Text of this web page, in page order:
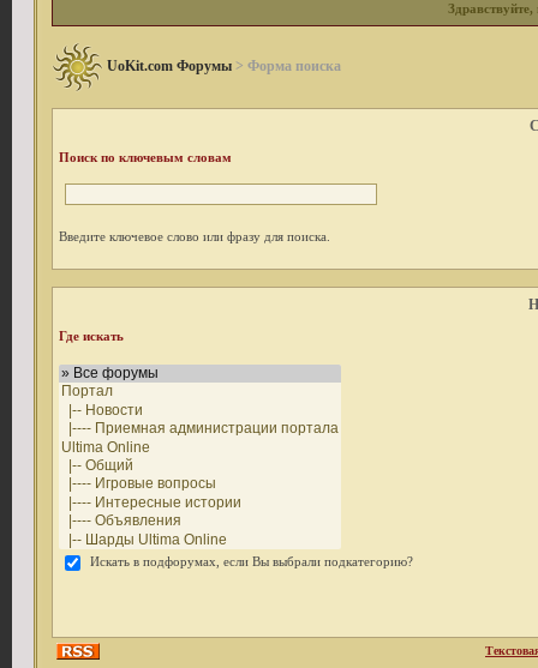
Здравствуйте,
UoKit.com Форумы > Форма поиска
Поиск по ключевым словам
Введите ключевое слово или фразу для поиска.
Где искать
Искать в подфорумах, если Вы выбрали подкатегорию?